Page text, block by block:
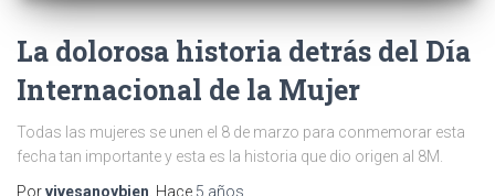
La dolorosa historia detrás del Día
Internacional de la Mujer
Todas las mujeres se unen el 8 de marzo para conmemorar esta
fecha tan importante y esta es la historia que dio origen al 8M.
Porvivesanoybien , Hace 5 años